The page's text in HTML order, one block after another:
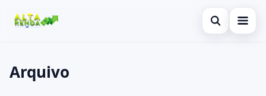
Abrir busca
Cartão de Crédito
Buscar no site
Arquivo